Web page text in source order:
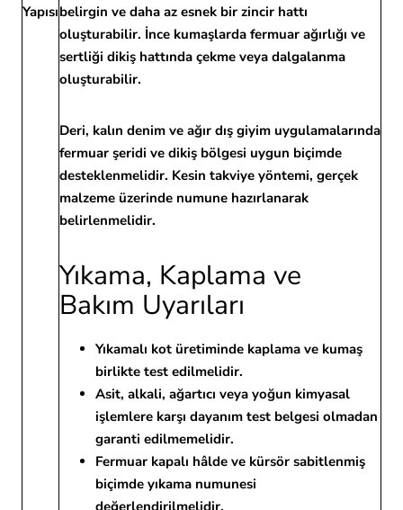
Yapısıbelirgin ve daha az esnek bir zincir hattı
oluşturabilir. İnce kumaşlarda fermuar ağırlığı ve
sertliği dikiş hattında çekme veya dalgalanma
oluşturabilir.
Deri, kalın denim ve ağır dış giyim uygulamalarında
fermuar şeridi ve dikiş bölgesi uygun biçimde
desteklenmelidir. Kesin takviye yöntemi, gerçek
malzeme üzerinde numune hazırlanarak
belirlenmelidir.
Yıkama, Kaplama ve
Bakım Uyarıları
Yıkamalı kot üretiminde kaplama ve kumaş
birlikte test edilmelidir.
Asit, alkali, ağartıcı veya yoğun kimyasal
işlemlere karşı dayanım test belgesi olmadan
garanti edilmemelidir.
Fermuar kapalı hâlde ve kürsör sabitlenmiş
biçimde yıkama numunesi